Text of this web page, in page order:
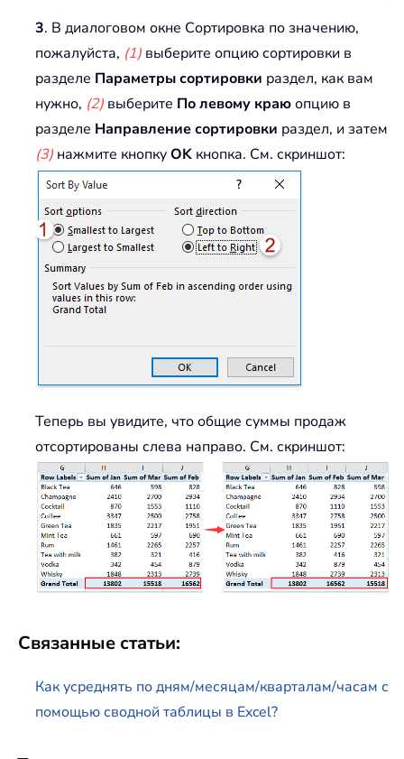
3. В диалоговом окне Сортировка по значению,
пожалуйста, (1) выберите опцию сортировки в
разделе Параметры сортировки раздел, как вам
нужно, (2) выберите По левому краюопцию в
разделе Направление сортировки раздел, и затем
(3) нажмите кнопкуOK кнопка. См. скриншот:
Теперь вы увидите, что общие суммы продаж
отсортированы слева направо. См. скриншот:
Связанные статьи:
Как усреднять по дням/месяцам/кварталам/часам с
помощью сводной таблицы в Excel?